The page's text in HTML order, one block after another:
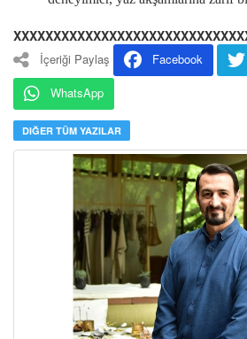
İçeriği Paylaş Facebook
WhatsApp
DIĞER TÜM YAZILAR